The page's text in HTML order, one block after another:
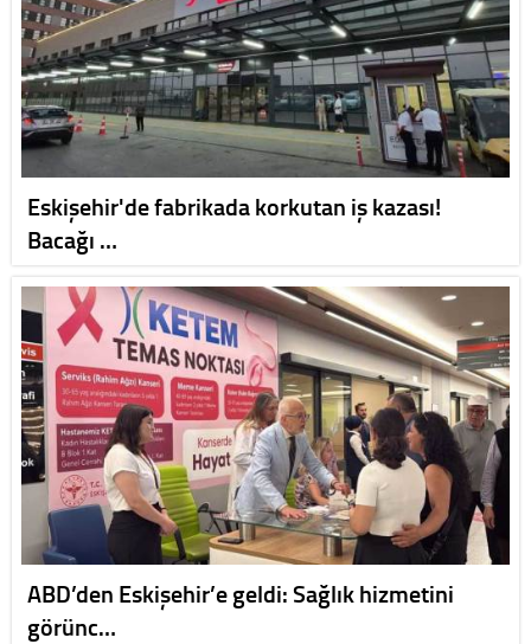
Eskişehir'de fabrikada korkutan iş kazası!
Bacağı …
ABD’den Eskişehir’e geldi: Sağlık hizmetini
görünc…